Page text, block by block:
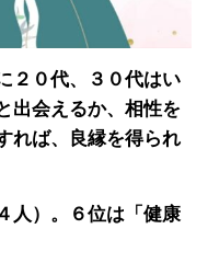
２０代、３０代はい
出会えるか、相性を
れば、良縁を得られ
人）。６位は「健康